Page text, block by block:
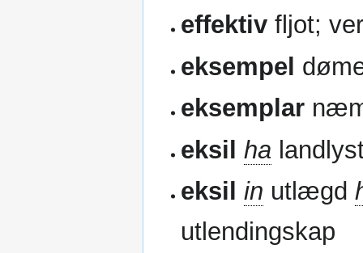
effektiv fljot;
eksempel
eksemplar
eksil ha
eksil in utlægd
utlendingskap